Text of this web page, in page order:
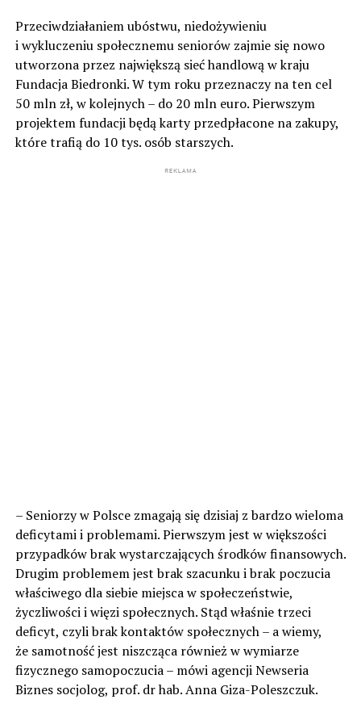
Przeciwdziałaniem ubóstwu, niedożywieniu
i wykluczeniu społecznemu seniorów zajmie się nowo
utworzona przez największą sieć handlową w kraju
Fundacja Biedronki. W tym roku przeznaczy na ten cel
50 mln zł, w kolejnych – do 20 mln euro. Pierwszym
projektem fundacji będą karty przedpłacone na zakupy,
które trafią do 10 tys. osób starszych.
– Seniorzy w Polsce zmagają się dzisiaj z bardzo wieloma
deficytami i problemami. Pierwszym jest w większości
przypadków brak wystarczających środków finansowych.
Drugim problemem jest brak szacunku i brak poczucia
właściwego dla siebie miejsca w społeczeństwie,
życzliwości i więzi społecznych. Stąd właśnie trzeci
deficyt, czyli brak kontaktów społecznych – a wiemy,
że samotność jest niszcząca również w wymiarze
fizycznego samopoczucia – mówi agencji Newseria
Biznes socjolog, prof. dr hab. Anna Giza-Poleszczuk.